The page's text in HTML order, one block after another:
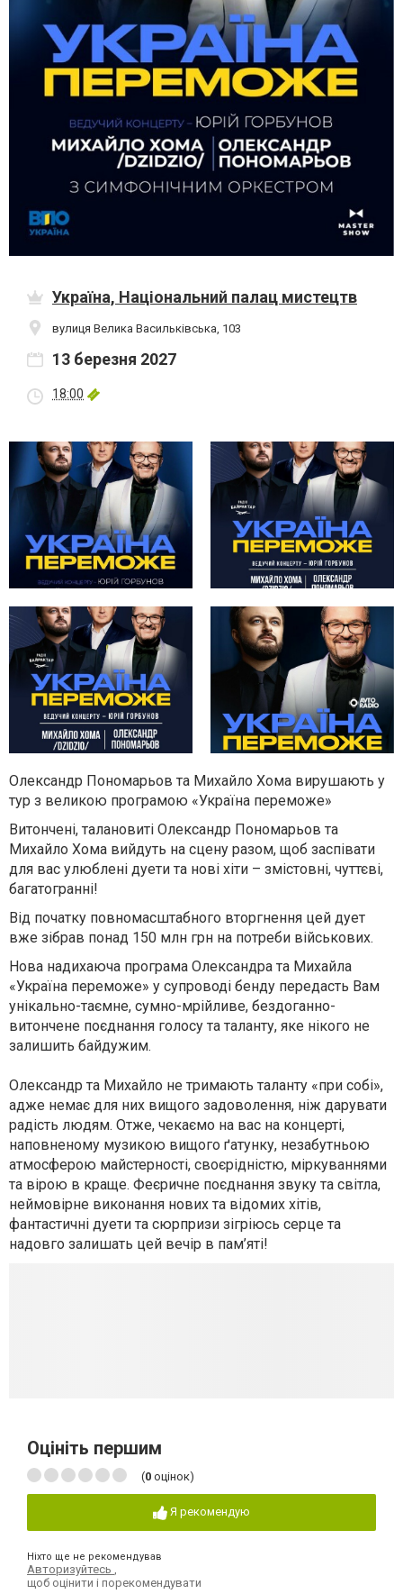
Україна, Національний палац мистецтв
вулиця Велика Васильківська, 103
13 березня 2027
18:00
Олександр Пономарьов та Михайло Хома вирушають у
тур з великою програмою «Україна переможе»
Витончені, талановиті Олександр Пономарьов та
Михайло Хома вийдуть на сцену разом, щоб заспівати
для вас улюблені дуети та нові хіти – змістовні, чуттєві,
багатогранні!
Від початку повномасштабного вторгнення цей дует
вже зібрав понад 150 млн грн на потреби військових.
Нова надихаюча програма Олександра та Михайла
«Україна переможе» у супроводі бенду передасть Вам
унікально-таємне, сумно-мрійливе, бездоганно-
витончене поєднання голосу та таланту, яке нікого не
залишить байдужим.
Олександр та Михайло не тримають таланту «при собі»,
адже немає для них вищого задоволення, ніж дарувати
радість людям. Отже, чекаємо на вас на концерті,
наповненому музикою вищого ґатунку, незабутньою
атмосферою майстерності, своєрідністю, міркуваннями
та вірою в краще. Феєричне поєднання звуку та світла,
неймовірне виконання нових та відомих хітів,
фантастичні дуети та сюрпризи зігріюсь серце та
надовго залишать цей вечір в пам’яті!
Оцініть першим
(0 оцінок)
Я рекомендую
Ніхто ще не рекомендував
Авторизуйтесь
щоб оцінити і порекомендувати